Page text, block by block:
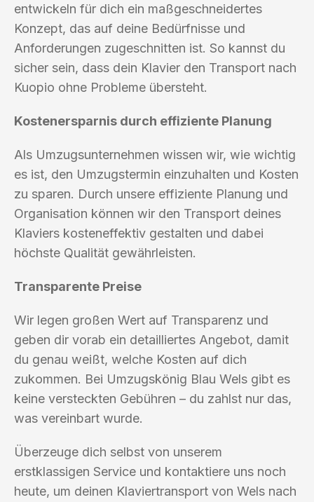
entwickeln für dich ein maßgeschneidertes
Konzept, das auf deine Bedürfnisse und
Anforderungen zugeschnitten ist. So kannst du
sicher sein, dass dein Klavier den Transport nach
Kuopio ohne Probleme übersteht.
Kostenersparnis durch effiziente Planung
Als Umzugsunternehmen wissen wir, wie wichtig
es ist, den Umzugstermin einzuhalten und Kosten
zu sparen. Durch unsere effiziente Planung und
Organisation können wir den Transport deines
Klaviers kosteneffektiv gestalten und dabei
höchste Qualität gewährleisten.
Transparente Preise
Wir legen großen Wert auf Transparenz und
geben dir vorab ein detailliertes Angebot, damit
du genau weißt, welche Kosten auf dich
zukommen. Bei Umzugskönig Blau Wels gibt es
keine versteckten Gebühren – du zahlst nur das,
was vereinbart wurde.
Überzeuge dich selbst von unserem
erstklassigen Service und kontaktiere uns noch
heute, um deinen Klaviertransport von Wels nach